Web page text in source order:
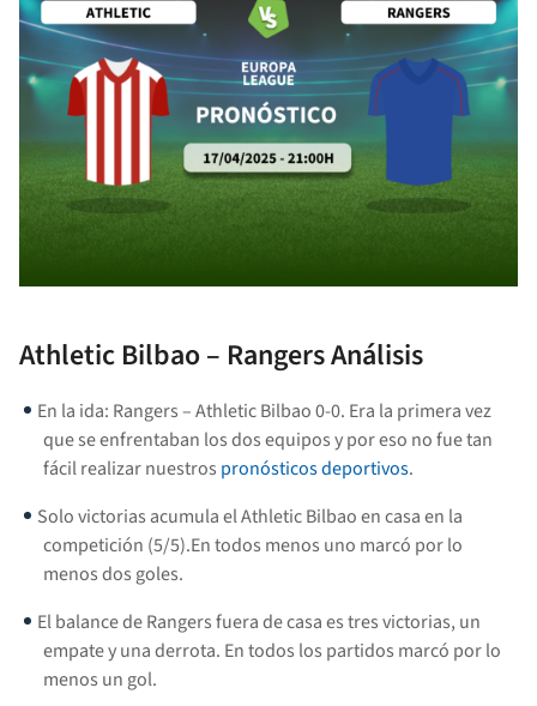
Athletic Bilbao – Rangers Análisis
En la ida: Rangers – Athletic Bilbao 0-0. Era la primera vez
que se enfrentaban los dos equipos y por eso no fue tan
fácil realizar nuestros pronósticos deportivos.
Solo victorias acumula el Athletic Bilbao en casa en la
competición (5/5).En todos menos uno marcó por lo
menos dos goles.
El balance de Rangers fuera de casa es tres victorias, un
empate y una derrota. En todos los partidos marcó por lo
menos un gol.